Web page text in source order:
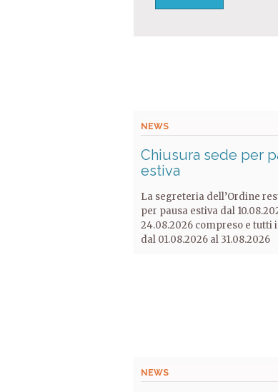
NEWS
Chiusura sede per
estiva
La segreteria dell’Ordine
per pausa estiva dal
24.08.2026 compreso e tutti
dal 01.08.2026 al 31.08.2026
NEWS